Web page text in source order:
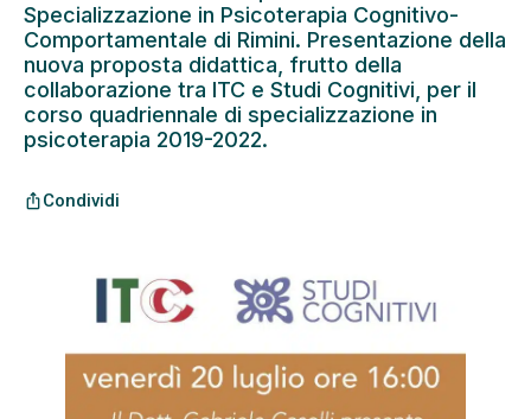
Specializzazione in Psicoterapia Cognitivo-
Comportamentale di Rimini. Presentazione della
nuova proposta didattica, frutto della
collaborazione tra ITC e Studi Cognitivi, per il
corso quadriennale di specializzazione in
psicoterapia 2019-2022.
ios_shareCondividi